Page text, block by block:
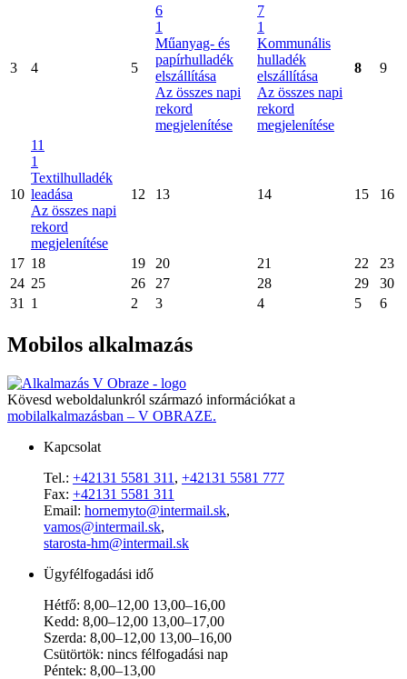
3 4 5
6
1
Műanyag- és
papírhulladék
elszállítása
Az összes napi
rekord
megjelenítése
7
1
Kommunális
hulladék
elszállítása
Az összes napi
rekord
megjelenítése
8 9
10
11
1
Textilhulladék
leadása
Az összes napi
rekord
megjelenítése
12 13 14 15 16
17 18 19 20 21 22
23
24 25 26 27 28 29
30
31
1 2 3 4 5 6
Mobilos alkalmazás
Kövesd weboldalunkról származó információkat a
mobilalkalmazásban – V OBRAZE.
Kapcsolat
Tel.: +42131 5581 311 , +42131 5581 777
Fax: +42131 5581 311
Email: hornemyto@intermail.sk,
vamos@intermail.sk,
starosta-hm@intermail.sk
Ügyfélfogadási idő
Hétfő: 8,00–12,00 13,00–16,00
Kedd: 8,00–12,00 13,00–17,00
Szerda: 8,00–12,00 13,00–16,00
Csütörtök: nincs félfogadási nap
Péntek: 8,00–13,00